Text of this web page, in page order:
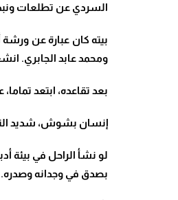
السردي عن تطلعات
بيته كان عبارة عن ورشة
ومحمد عابد الجابري.
بعد تقاعده، ابتعد
إنسان بشوش، شديد
لو نشأ الراحل في بيئة
بصدق في وجدانه وصدره.